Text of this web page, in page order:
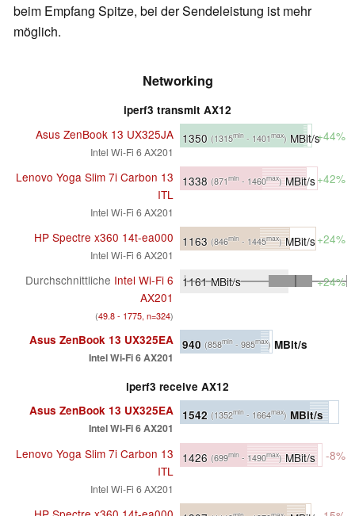
beim Empfang Spitze, bei der Sendeleistung ist mehr
möglich.
Networking
iperf3 transmit AX12
Asus ZenBook 13 UX325JA
Intel Wi-Fi 6 AX201
1350 (1315min - 1401max) MBit/s+44%
Lenovo Yoga Slim 7i Carbon 13
ITL
Intel Wi-Fi 6 AX201
1338 (871min - 1460max) MBit/s+42%
HP Spectre x360 14t-ea000
Intel Wi-Fi 6 AX201
1163 (846min - 1445max)MBit/s+24%
Durchschnittliche Intel Wi-Fi 6
AX201
(49.8 - 1775, n=324)
1161MBit/s +24%
Asus ZenBook 13 UX325EA
Intel Wi-Fi 6 AX201
940 (858min - 985max) MBit/s
iperf3 receive AX12
Asus ZenBook 13 UX325EA
Intel Wi-Fi 6 AX201
1542 (1352min - 1664max) MBit/s
Lenovo Yoga Slim 7i Carbon 13
ITL
Intel Wi-Fi 6 AX201
1426 (699min - 1490max) MBit/s -8%